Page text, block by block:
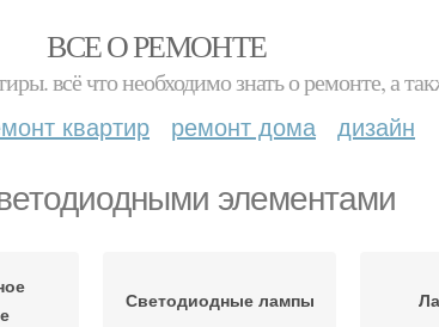
ВСЕ О РЕМОНТЕ
всё что необходимо знать о ремонте, а
квартир ремонт дома дизайн
элементами
Светодиодные лампы